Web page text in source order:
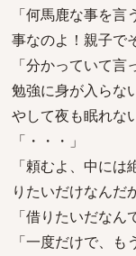
「何馬鹿な事を
事なのよ！親子で
「分かっていて
勉強に身が入らな
やして夜も眠れな
「・・・」
「頼むよ、中に
りたいだけなんだ
「借りたいだなん
「一度だけで、